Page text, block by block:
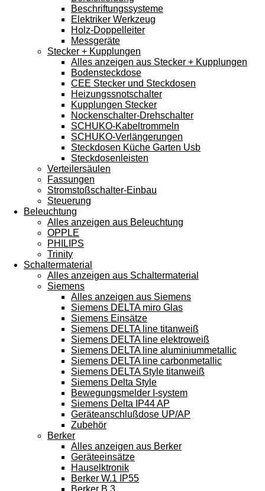
Beschriftungssysteme
Elektriker Werkzeug
Holz-Doppelleiter
Messgeräte
Stecker + Kupplungen
Alles anzeigen aus Stecker + Kupplungen
Bodensteckdose
CEE Stecker und Steckdosen
Heizungssnotschalter
Kupplungen Stecker
Nockenschalter-Drehschalter
SCHUKO-Kabeltrommeln
SCHUKO-Verlängerungen
Steckdosen Küche Garten Usb
Steckdosenleisten
Verteilersäulen
Fassungen
Stromstoßschalter-Einbau
Steuerung
Beleuchtung
Alles anzeigen aus Beleuchtung
OPPLE
PHILIPS
Trinity
Schaltermaterial
Alles anzeigen aus Schaltermaterial
Siemens
Alles anzeigen aus Siemens
Siemens DELTA miro Glas
Siemens Einsätze
Siemens DELTA line titanweiß
Siemens DELTA line elektroweiß
Siemens DELTA line aluminiummetallic
Siemens DELTA line carbonmetallic
Siemens DELTA Style titanweiß
Siemens Delta Style
Bewegungsmelder I-system
Siemens Delta IP44 AP
Geräteanschlußdose UP/AP
Zubehör
Berker
Alles anzeigen aus Berker
Geräteeinsätze
Hauselktronik
Berker W.1 IP55
Berker B.3